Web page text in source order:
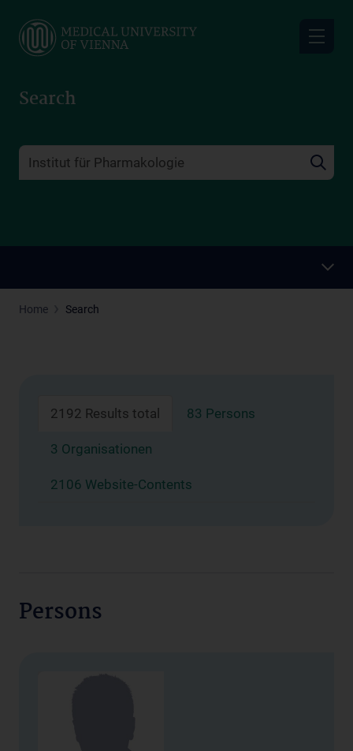
main
Search
Home Search
2192 Results total 83 Persons
3 Organisationen
2106 Website-Contents
Persons